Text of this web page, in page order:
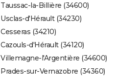
Taussac-la-Billière (34600)
Usclas-d'Hérault (34230)
Cesseras (34210)
Cazouls-d'Hérault (34120)
Villemagne-l'Argentière (34600)
Prades-sur-Vernazobre (34360)